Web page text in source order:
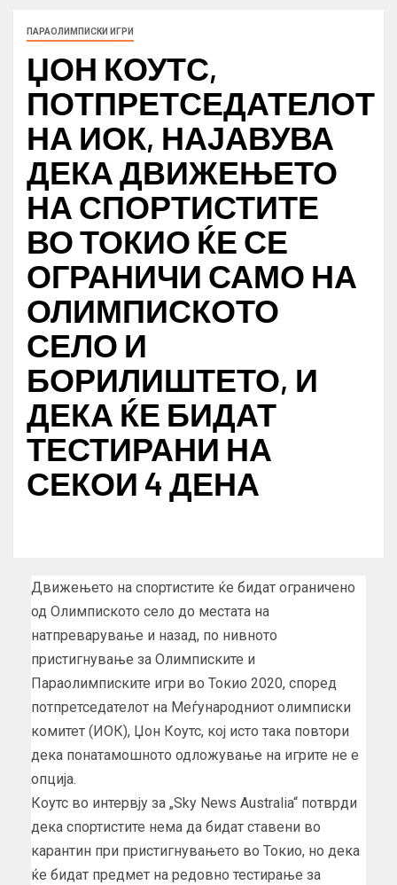
ПАРАОЛИМПИСКИ ИГРИ
ЏОН КОУТС,
ПОТПРЕТСЕДАТЕЛОТ
НА ИОК, НАЈАВУВА
ДЕКА ДВИЖЕЊЕТО
НА СПОРТИСТИТЕ
ВО ТОКИО ЌЕ СЕ
ОГРАНИЧИ САМО НА
ОЛИМПИСКОТО
СЕЛО И
БОРИЛИШТЕТО, И
ДЕКА ЌЕ БИДАТ
ТЕСТИРАНИ НА
СЕКОИ 4 ДЕНА
Движењето на спортистите ќе бидат ограничено
од Олимпиското село до местата на
натпреварување и назад, по нивното
пристигнување за Олимписките и
Параолимписките игри во Токио 2020, според
потпретседателот на Меѓународниот олимписки
комитет (ИОК), Џон Коутс, кој исто така повтори
дека понатамошното одложување на игрите не е
опција.
Коутс во интервју за „Sky News Australia“ потврди
дека спортистите нема да бидат ставени во
карантин при пристигнувањето во Токио, но дека
ќе бидат предмет на редовно тестирање за